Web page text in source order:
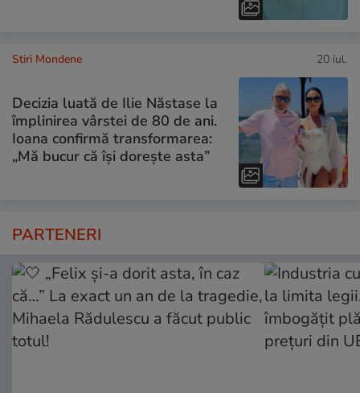
Stiri Mondene 20 iul.
Decizia luată de Ilie Năstase la
împlinirea vârstei de 80 de ani.
Ioana confirmă transformarea:
„Mă bucur că își dorește asta”
PARTENERI